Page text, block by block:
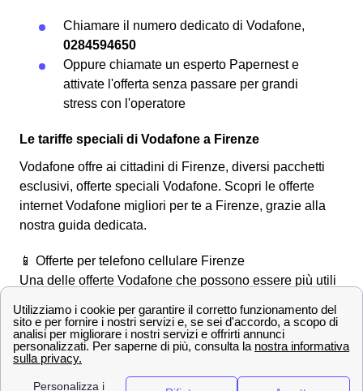
Chiamare il numero dedicato di Vodafone,
0284594650
Oppure chiamate un esperto Papernest e
attivate l'offerta senza passare per grandi
stress con l'operatore
Le tariffe speciali di Vodafone a Firenze
Vodafone offre ai cittadini di Firenze, diversi pacchetti
esclusivi, offerte speciali Vodafone. Scopri le offerte
internet Vodafone migliori per te a Firenze, grazie alla
nostra guida dedicata.
📱 Offerte per telefono cellulare Firenze
Una delle offerte Vodafone che possono essere più utili
prevede:
Giga illimitati per l'uso di app quali chat e
mappe
Minuti Illimitati